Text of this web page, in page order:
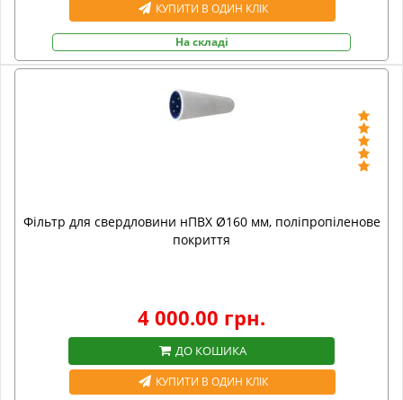
КУПИТИ В ОДИН КЛІК
На складі
Фільтр для свердловини нПВХ Ø160 мм, поліпропіленове
покриття
4 000.00 грн.
ДО КОШИКА
КУПИТИ В ОДИН КЛІК